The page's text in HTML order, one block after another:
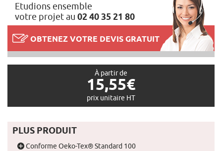
Etudions ensemble
votre projet au 02 40 35 21 80
OBTENEZ VOTRE DEVIS GRATUIT
À partir de
15,55€
prix unitaire HT
PLUS PRODUIT
Conforme Oeko-Tex® Standard 100